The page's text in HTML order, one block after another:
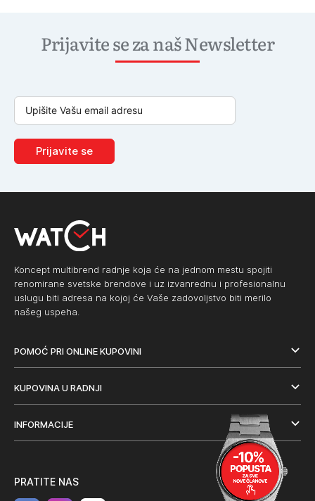
Prijavite se za naš Newsletter
Prijavite se
Koncept multibrend radnje koja će na jednom mestu spojiti
renomirane svetske brendove i uz izvanrednu i profesionalnu
uslugu biti adresa na kojoj će Vaše zadovoljstvo biti merilo
našeg uspeha.
POMOĆ PRI ONLINE KUPOVINI
KUPOVINA U RADNJI
INFORMACIJE
PRATITE NAS